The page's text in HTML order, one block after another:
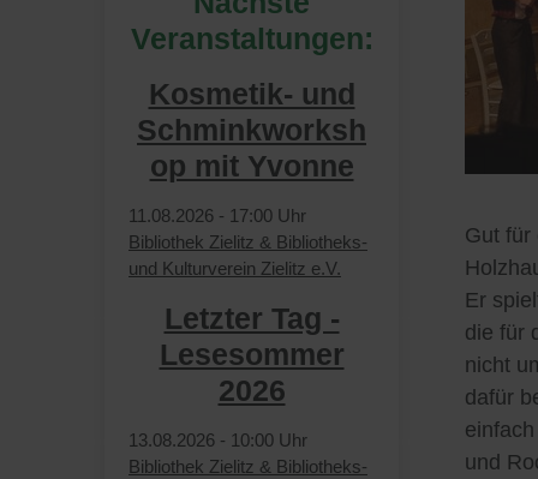
Veranstaltungen:
Kosmetik- und
Schminkworksh
op mit Yvonne
11.​08.​2026 - 17:00 Uhr
Bibliothek Zielitz & Bibliotheks-
und Kulturverein Zielitz e.V.
Letzter Tag -
Lesesommer
2026
13.​08.​2026 - 10:00 Uhr
Bibliothek Zielitz & Bibliotheks-
Gut für
Er
die für
nicht
dafür
und